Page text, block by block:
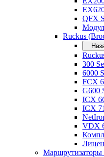
QFX
Ruckus
300
6000
FCX
G600
ICX
ICX
VDX
Маршрутизаторы